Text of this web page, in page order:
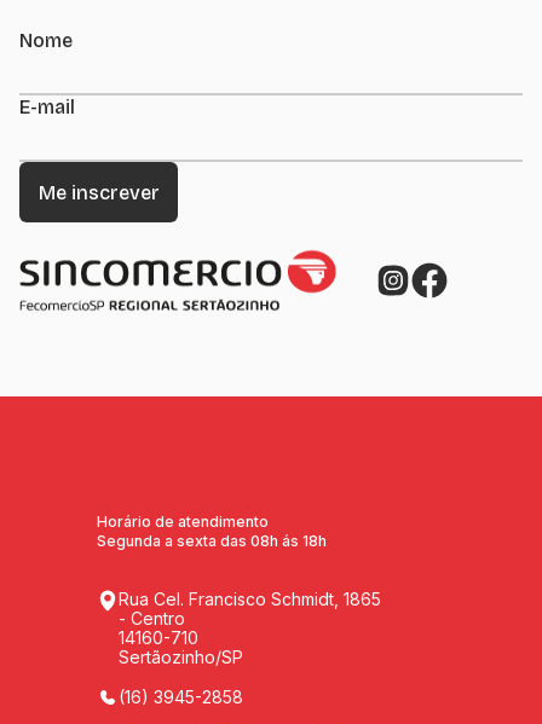
Nome
E-mail
Horário de atendimento
Segunda a sexta das 08h ás 18h
Rua Cel. Francisco Schmidt, 1865
- Centro
14160-710
Sertãozinho/SP
(16) 3945-2858